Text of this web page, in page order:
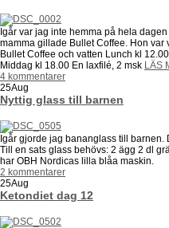
Igår var jag inte hemma på hela
mamma gillade Bullet Coffee. Hon var
Bullet Coffee och vatten Lunch kl
Middag kl 18.00 En laxfilé, 2 msk LÄS
4 kommentarer
25Aug
Nyttig glass till barnen
Igår gjorde jag bananglass till
Till en sats glass behövs: 2 ägg 2 dl
har OBH Nordicas lilla blåa maskin.
2 kommentarer
25Aug
Ketondiet dag 12